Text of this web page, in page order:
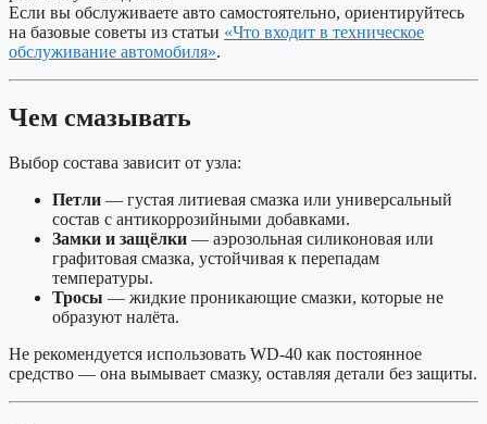
Если вы обслуживаете авто самостоятельно, ориентируйтесь
на базовые советы из статьи «Что входит в техническое
обслуживание автомобиля».
Чем смазывать
Выбор состава зависит от узла:
Петли — густая литиевая смазка или универсальный
состав с антикоррозийными добавками.
Замки и защёлки — аэрозольная силиконовая или
графитовая смазка, устойчивая к перепадам
температуры.
Тросы — жидкие проникающие смазки, которые не
образуют налёта.
Не рекомендуется использовать WD-40 как постоянное
средство — она вымывает смазку, оставляя детали без защиты.